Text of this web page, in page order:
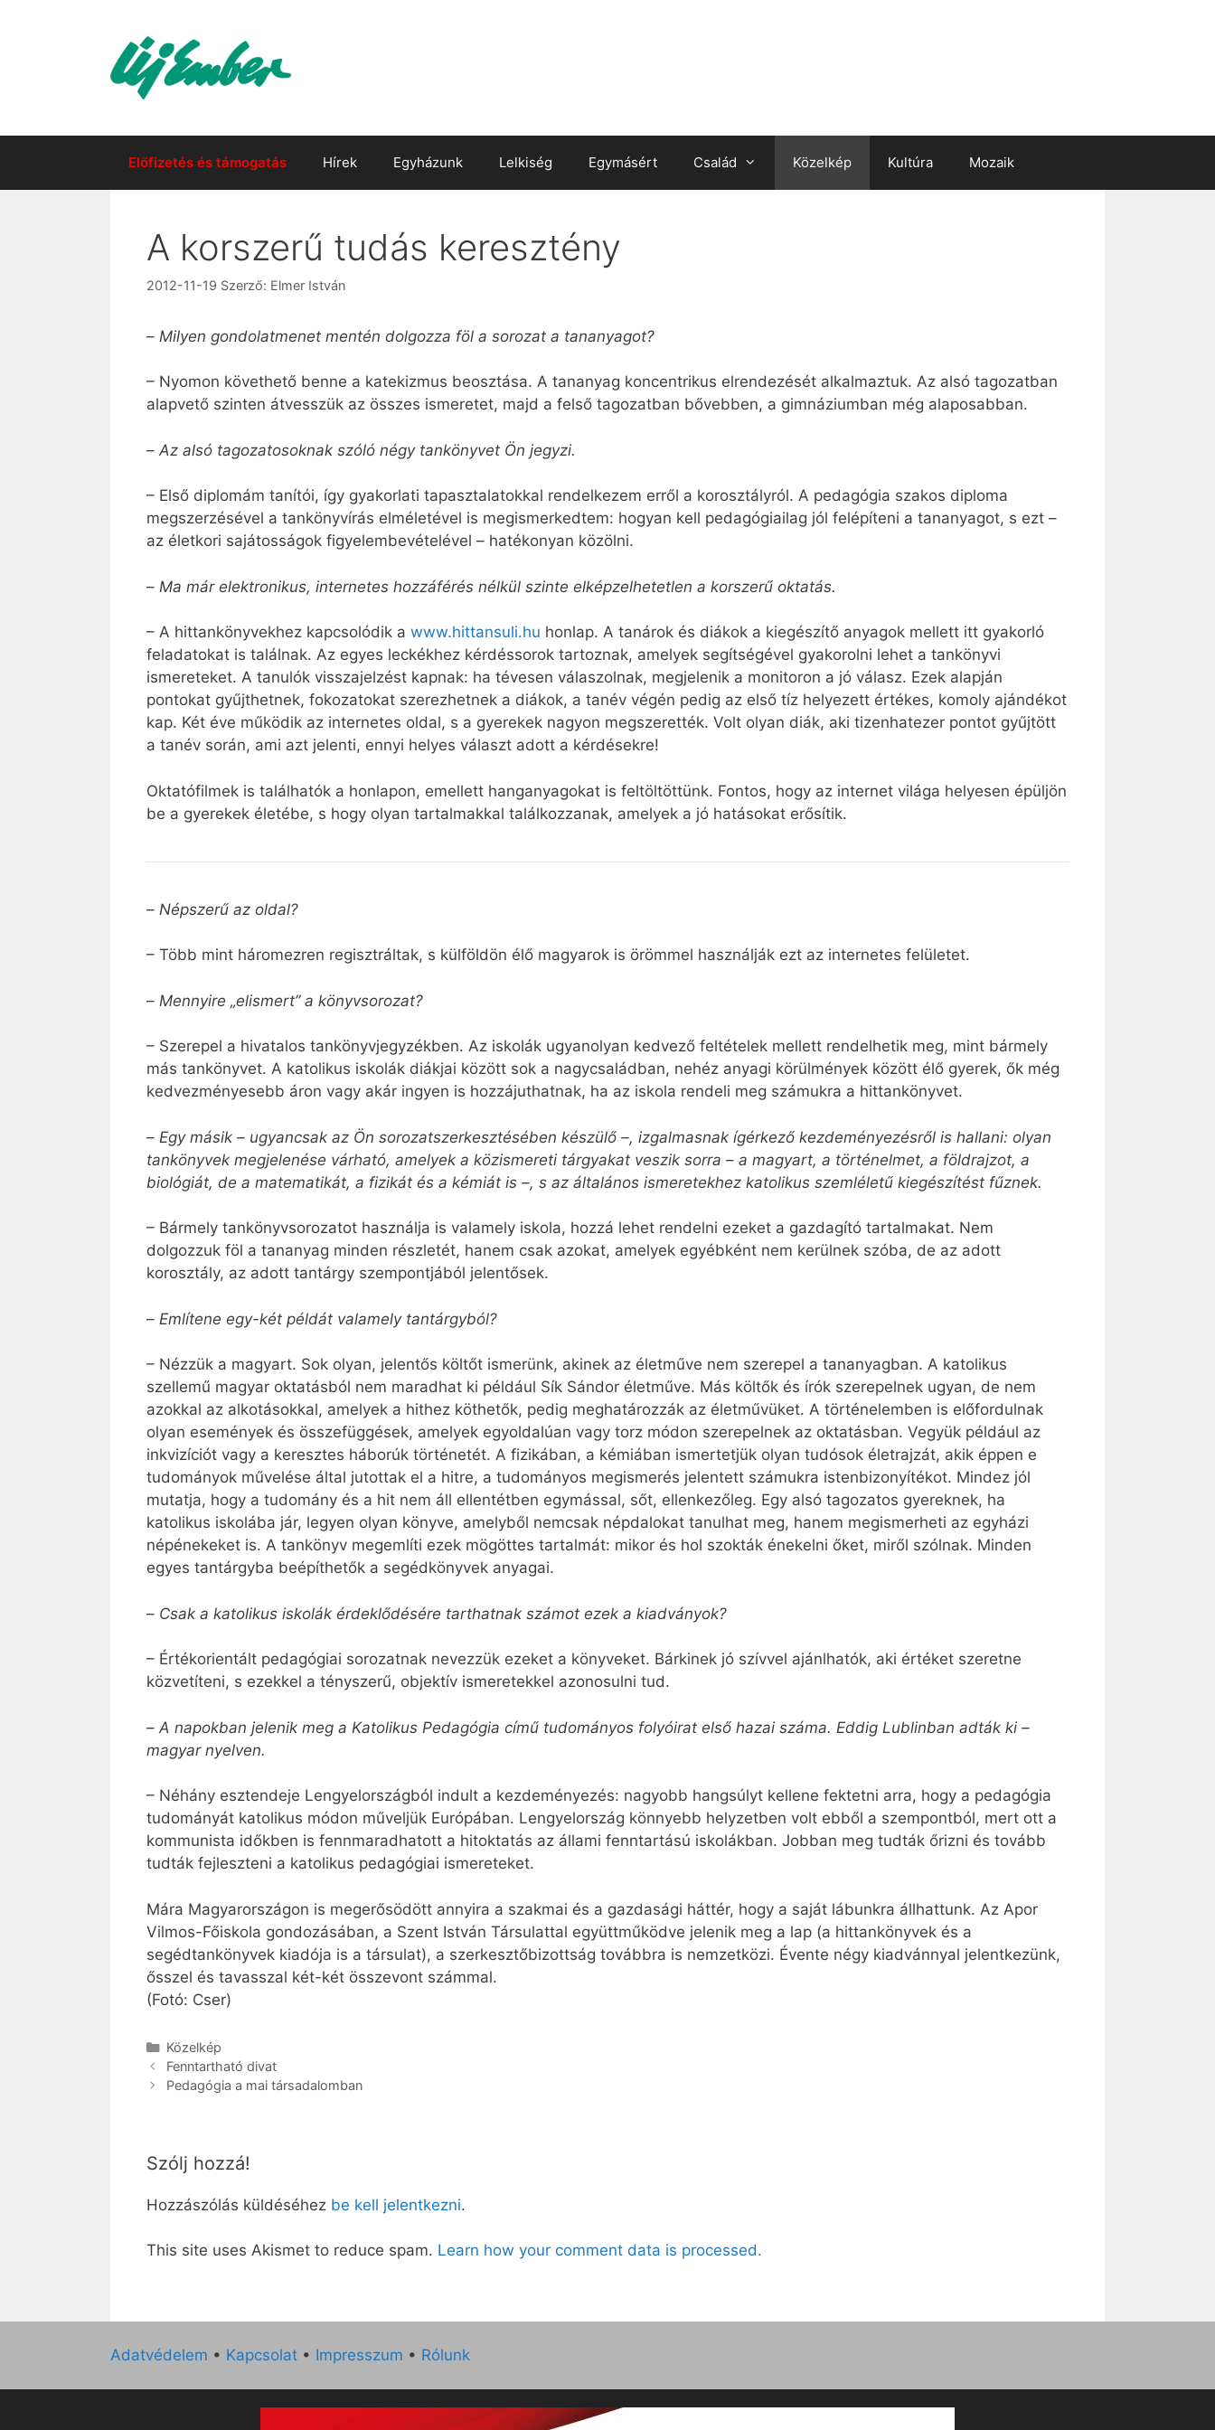
Előfizetés és támogatás Hírek Egyházunk Lelkiség Egymásért Család Közelkép Kultúra Mozaik
A korszerű tudás keresztény
2012-11-19 Szerző: Elmer István
– Milyen gondolatmenet mentén dolgozza föl a sorozat a tananyagot?
– Nyomon követhető benne a katekizmus beosztása. A tananyag koncentrikus elrendezését alkalmaztuk. Az alsó tagozatban
alapvető szinten átvesszük az összes ismeretet, majd a felső tagozatban bővebben, a gimnáziumban még alaposabban.
– Az alsó tagozatosoknak szóló négy tankönyvet Ön jegyzi.
– Első diplomám tanítói, így gyakorlati tapasztalatokkal rendelkezem erről a korosztályról. A pedagógia szakos diploma
megszerzésével a tankönyvírás elméletével is megismerkedtem: hogyan kell pedagógiailag jól felépíteni a tananyagot, s ezt –
az életkori sajátosságok figyelembevételével – hatékonyan közölni.
– Ma már elektronikus, internetes hozzáférés nélkül szinte elképzelhetetlen a korszerű oktatás.
– A hittankönyvekhez kapcsolódik a www.hittansuli.hu honlap. A tanárok és diákok a kiegészítő anyagok mellett itt gyakorló
feladatokat is találnak. Az egyes leckékhez kérdéssorok tartoznak, amelyek segítségével gyakorolni lehet a tankönyvi
ismereteket. A tanulók visszajelzést kapnak: ha tévesen válaszolnak, megjelenik a monitoron a jó válasz. Ezek alapján
pontokat gyűjthetnek, fokozatokat szerezhetnek a diákok, a tanév végén pedig az első tíz helyezett értékes, komoly ajándékot
kap. Két éve működik az internetes oldal, s a gyerekek nagyon megszerették. Volt olyan diák, aki tizenhatezer pontot gyűjtött
a tanév során, ami azt jelenti, ennyi helyes választ adott a kérdésekre!
Oktatófilmek is találhatók a honlapon, emellett hanganyagokat is feltöltöttünk. Fontos, hogy az internet világa helyesen épüljön
be a gyerekek életébe, s hogy olyan tartalmakkal találkozzanak, amelyek a jó hatásokat erősítik.
– Népszerű az oldal?
– Több mint háromezren regisztráltak, s külföldön élő magyarok is örömmel használják ezt az internetes felületet.
– Mennyire „elismert” a könyvsorozat?
– Szerepel a hivatalos tankönyvjegyzékben. Az iskolák ugyanolyan kedvező feltételek mellett rendelhetik meg, mint bármely
más tankönyvet. A katolikus iskolák diákjai között sok a nagycsaládban, nehéz anyagi körülmények között élő gyerek, ők még
kedvezményesebb áron vagy akár ingyen is hozzájuthatnak, ha az iskola rendeli meg számukra a hittankönyvet.
– Egy másik – ugyancsak az Ön sorozatszerkesztésében készülő –, izgalmasnak ígérkező kezdeményezésről is hallani: olyan
tankönyvek megjelenése várható, amelyek a közismereti tárgyakat veszik sorra – a magyart, a történelmet, a földrajzot, a
biológiát, de a matematikát, a fizikát és a kémiát is –, s az általános ismeretekhez katolikus szemléletű kiegészítést fűznek.
– Bármely tankönyvsorozatot használja is valamely iskola, hozzá lehet rendelni ezeket a gazdagító tartalmakat. Nem
dolgozzuk föl a tananyag minden részletét, hanem csak azokat, amelyek egyébként nem kerülnek szóba, de az adott
korosztály, az adott tantárgy szempontjából jelentősek.
– Említene egy-két példát valamely tantárgyból?
– Nézzük a magyart. Sok olyan, jelentős költőt ismerünk, akinek az életműve nem szerepel a tananyagban. A katolikus
szellemű magyar oktatásból nem maradhat ki például Sík Sándor életműve. Más költők és írók szerepelnek ugyan, de nem
azokkal az alkotásokkal, amelyek a hithez köthetők, pedig meghatározzák az életművüket. A történelemben is előfordulnak
olyan események és összefüggések, amelyek egyoldalúan vagy torz módon szerepelnek az oktatásban. Vegyük például az
inkvizíciót vagy a keresztes háborúk történetét. A fizikában, a kémiában ismertetjük olyan tudósok életrajzát, akik éppen e
tudományok művelése által jutottak el a hitre, a tudományos megismerés jelentett számukra istenbizonyítékot. Mindez jól
mutatja, hogy a tudomány és a hit nem áll ellentétben egymással, sőt, ellenkezőleg. Egy alsó tagozatos gyereknek, ha
katolikus iskolába jár, legyen olyan könyve, amelyből nemcsak népdalokat tanulhat meg, hanem megismerheti az egyházi
népénekeket is. A tankönyv megemlíti ezek mögöttes tartalmát: mikor és hol szokták énekelni őket, miről szólnak. Minden
egyes tantárgyba beépíthetők a segédkönyvek anyagai.
– Csak a katolikus iskolák érdeklődésére tarthatnak számot ezek a kiadványok?
– Értékorientált pedagógiai sorozatnak nevezzük ezeket a könyveket. Bárkinek jó szívvel ajánlhatók, aki értéket szeretne
közvetíteni, s ezekkel a tényszerű, objektív ismeretekkel azonosulni tud.
– A napokban jelenik meg a Katolikus Pedagógia című tudományos folyóirat első hazai száma. Eddig Lublinban adták ki –
magyar nyelven.
– Néhány esztendeje Lengyelországból indult a kezdeményezés: nagyobb hangsúlyt kellene fektetni arra, hogy a pedagógia
tudományát katolikus módon műveljük Európában. Lengyelország könnyebb helyzetben volt ebből a szempontból, mert ott a
kommunista időkben is fennmaradhatott a hitoktatás az állami fenntartású iskolákban. Jobban meg tudták őrizni és tovább
tudták fejleszteni a katolikus pedagógiai ismereteket.
Mára Magyarországon is megerősödött annyira a szakmai és a gazdasági háttér, hogy a saját lábunkra állhattunk. Az Apor
Vilmos-Főiskola gondozásában, a Szent István Társulattal együttműködve jelenik meg a lap (a hittankönyvek és a
segédtankönyvek kiadója is a társulat), a szerkesztőbizottság továbbra is nemzetközi. Évente négy kiadvánnyal jelentkezünk,
ősszel és tavasszal két-két összevont számmal.
(Fotó: Cser)
Kategória
Közelkép
Fenntartható divat
Pedagógia a mai társadalomban
Szólj hozzá!
Hozzászólás küldéséhez be kell jelentkezni.
This site uses Akismet to reduce spam. Learn how your comment data is processed.
Adatvédelem • Kapcsolat • Impresszum • Rólunk